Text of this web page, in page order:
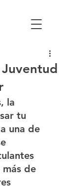
la
tu
una de
de